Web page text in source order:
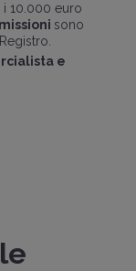
i 10.000 euro
sono
e